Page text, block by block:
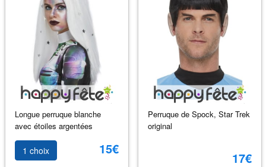
Longue perruque blanche
avec étoiles argentées
1 choix 15€
Perruque de Spock, Star Trek
original
17€